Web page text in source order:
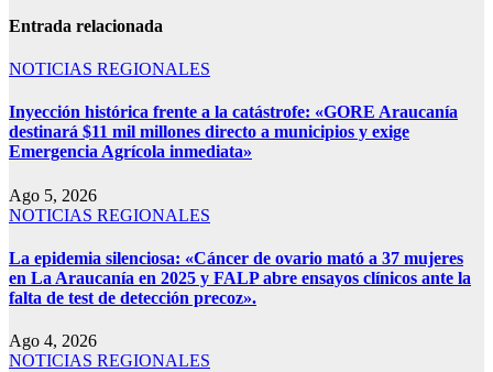
Entrada relacionada
NOTICIAS REGIONALES
Inyección histórica frente a la catástrofe: «GORE Araucanía
destinará $11 mil millones directo a municipios y exige
Emergencia Agrícola inmediata»
Ago 5, 2026
NOTICIAS REGIONALES
La epidemia silenciosa: «Cáncer de ovario mató a 37 mujeres
en La Araucanía en 2025 y FALP abre ensayos clínicos ante la
falta de test de detección precoz».
Ago 4, 2026
NOTICIAS REGIONALES